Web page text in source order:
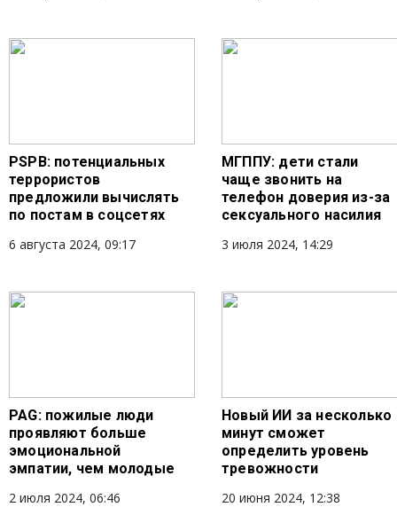
PSPB: потенциальных
террористов
предложили вычислять
по постам в соцсетях
6 августа 2024, 09:17
МГППУ: дети стали
чаще звонить на
телефон доверия из-за
сексуального насилия
3 июля 2024, 14:29
PAG: пожилые люди
проявляют больше
эмоциональной
эмпатии, чем молодые
2 июля 2024, 06:46
Новый ИИ за несколько
минут сможет
определить уровень
тревожности
20 июня 2024, 12:38